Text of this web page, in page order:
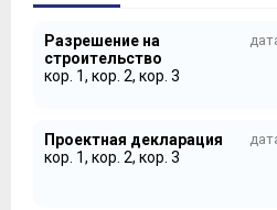
Разрешение на
строительство
кор. 1, кор. 2, кор. 3
Проектная декларация
кор. 1, кор. 2, кор. 3